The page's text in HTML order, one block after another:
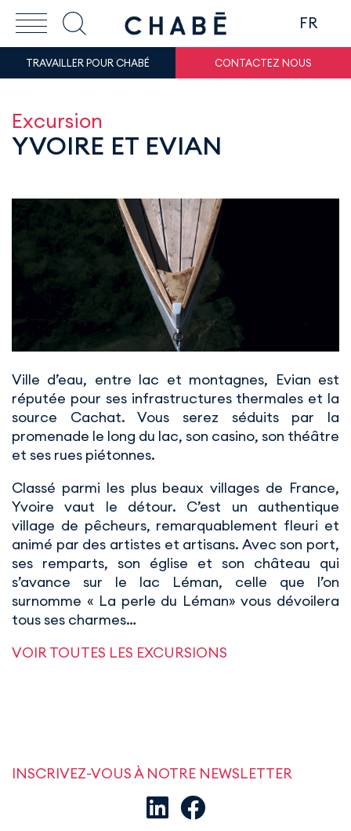
FR
TRAVAILLER POUR CHABÉ CONTACTEZ NOUS
Excursion
YVOIRE ET EVIAN
Ville d’eau, entre lac et montagnes, Evian est
réputée pour ses infrastructures thermales et la
source Cachat. Vous serez séduits par la
promenade le long du lac, son casino, son théâtre
et ses rues piétonnes.
Classé parmi les plus beaux villages de France,
Yvoire vaut le détour. C’est un authentique
village de pêcheurs, remarquablement fleuri et
animé par des artistes et artisans. Avec son port,
ses remparts, son église et son château qui
s’avance sur le lac Léman, celle que l’on
surnomme « La perle du Léman» vous dévoilera
tous ses charmes…
VOIR TOUTES LES EXCURSIONS
INSCRIVEZ-VOUS À NOTRE NEWSLETTER